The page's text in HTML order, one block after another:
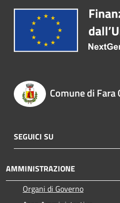
Comune di Fara
SEGUICI SU
AMMINISTRAZIONE
Organi di Governo